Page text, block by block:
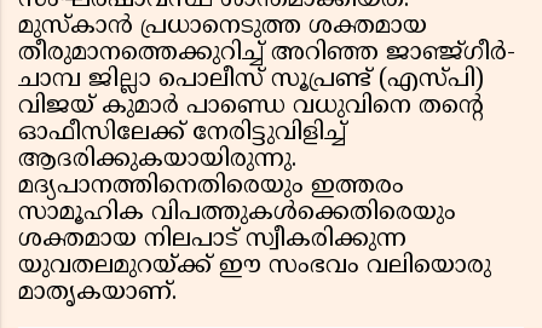
മുസ്‌കാൻ പ്രധാനെടുത്ത ശക്തമായ
തീരുമാനത്തെക്കുറിച്ച് അറിഞ്ഞ ജാഞ്ജ്ഗീർ-
ചാമ്പ ജില്ലാ പൊലീസ് സൂപ്രണ്ട് (എസ്പി)
വിജയ് കുമാർ പാണ്ഡെ വധുവിനെ തൻ്റെ
ഓഫീസിലേക്ക് നേരിട്ടുവിളിച്ച്
ആദരിക്കുകയായിരുന്നു.
മദ്യപാനത്തിനെതിരെയും ഇത്തരം
സാമൂഹിക വിപത്തുകൾക്കെതിരെയും
ശക്തമായ നിലപാട് സ്വീകരിക്കുന്ന
യുവതലമുറയ്ക്ക് ഈ സംഭവം വലിയൊരു
മാതൃകയാണ്.